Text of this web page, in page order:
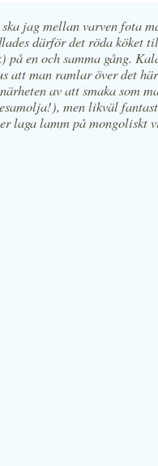
jag mellan varven fota
därför det röda köket
en och samma gång.
att man ramlar över det
av att smaka som
men likväl
laga lamm på mongoliskt